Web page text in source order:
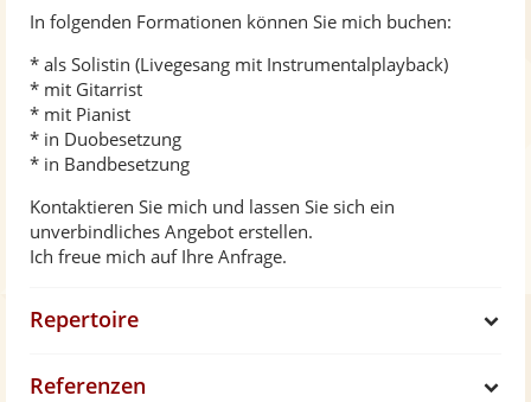
"Dir gehört mein Herz - (Tarzan-Musical)
"Dir gehört mein Herz" - Tarzan Musical (mit Pianist)
The book of love - Peter Gabriel
"Only hope" - Mandy Moore
Ich reich dir meine Hand
In folgenden Formationen können Sie mich buchen:
* als Solistin (Livegesang mit Instrumentalplayback)
* mit Gitarrist
* mit Pianist
* in Duobesetzung
* in Bandbesetzung
Kontaktieren Sie mich und lassen Sie sich ein
unverbindliches Angebot erstellen.
Ich freue mich auf Ihre Anfrage.
Repertoire
Referenzen